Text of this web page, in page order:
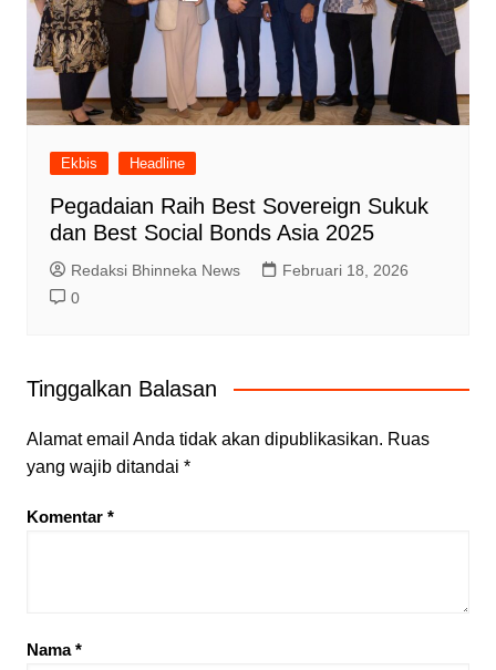
Ekbis Headline
Pegadaian Raih Best Sovereign Sukuk
dan Best Social Bonds Asia 2025
Redaksi Bhinneka News
Februari 18, 2026
0
Tinggalkan Balasan
Alamat email Anda tidak akan dipublikasikan. Ruas
yang wajib ditandai *
Komentar *
Nama*